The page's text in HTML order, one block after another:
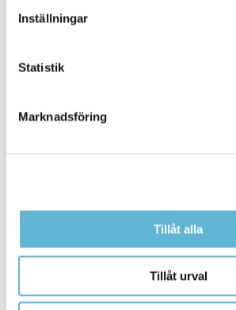
Inställningar
Statistik
Marknadsföring
Tillåt alla
Tillåt urval
KONTAKT
Besöksadress
Box 18, 295 21 Bromölla
Fax: 0456-82 22 00